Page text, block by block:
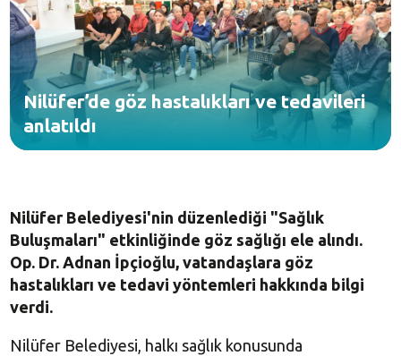
Nilüfer’de göz hastalıkları ve tedavileri
anlatıldı
Nilüfer Belediyesi'nin düzenlediği "Sağlık
Buluşmaları" etkinliğinde göz sağlığı ele alındı.
Op. Dr. Adnan İpçioğlu, vatandaşlara göz
hastalıkları ve tedavi yöntemleri hakkında bilgi
verdi.
Nilüfer Belediyesi, halkı sağlık konusunda